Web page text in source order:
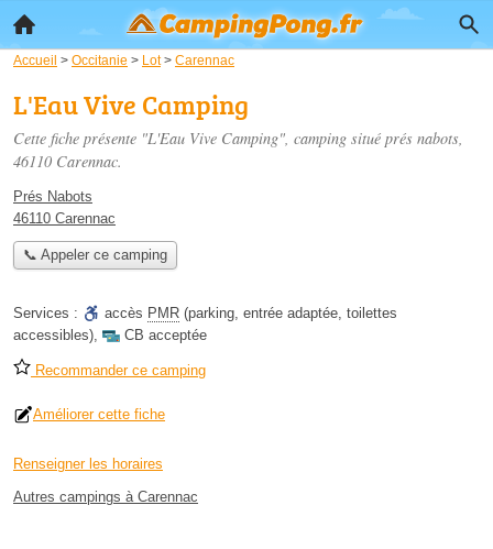
Accueil > Occitanie > Lot> Carennac
L'Eau Vive Camping
Cette fiche présente "L'Eau Vive Camping", camping situé prés nabots,
46110 Carennac.
Prés Nabots
46110 Carennac
📞 Appeler ce camping
Services : accès PMR (parking, entrée adaptée, toilettes
accessibles), CB acceptée
Recommander ce camping
Améliorer cette fiche
Renseigner les horaires
Autres campings à Carennac